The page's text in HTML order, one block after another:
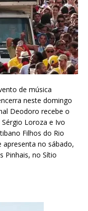
de música
neste domingo
Deodoro recebe o
Loroza e Ivo
Filhos do Rio
apresenta no sábado,
Pinhais, no Sítio